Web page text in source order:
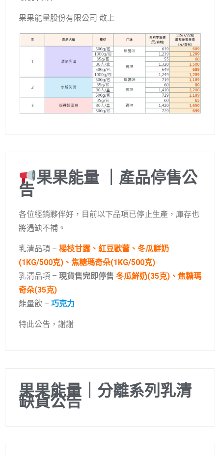
果果能量股份有限公司 敬上
果果能量 ｜產品停售公
告
各位經銷夥伴好，目前以下品項已停止生產，庫存也
將遇缺不補。
乳清品項 – 楊枝甘露、紅豆歐蕾、冬瓜鮮奶
(1KG/500克)、焦糖瑪奇朵(1KG/500克)
乳清品項 – 現貨售完即停售 冬瓜鮮奶(35克)、焦糖瑪
奇朵(35克)
能量飲 – 巧克力
特此公告，謝謝
果果能量｜分離系列乳清
缺貨公告